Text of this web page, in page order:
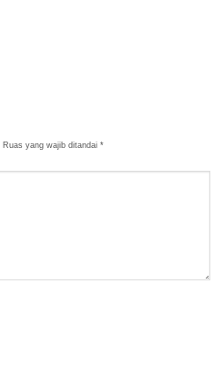
Ruas yang wajib ditandai *